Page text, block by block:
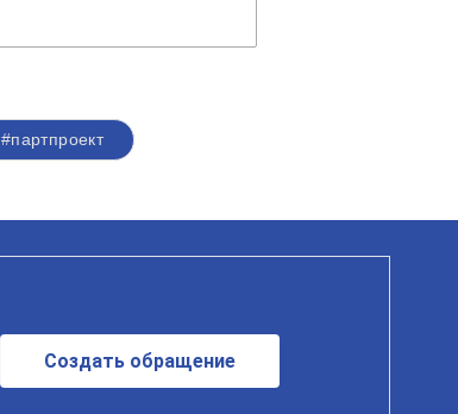
#партпроект
Создать обращение